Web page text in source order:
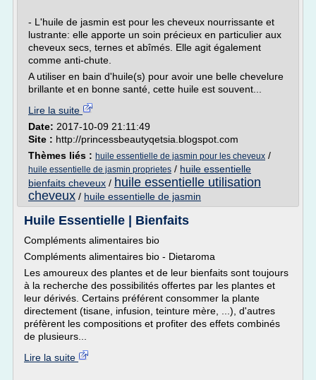
- L'huile de jasmin est pour les cheveux nourrissante et
lustrante: elle apporte un soin précieux en particulier aux
cheveux secs, ternes et abîmés. Elle agit également
comme anti-chute.
A utiliser en bain d'huile(s) pour avoir une belle chevelure
brillante et en bonne santé, cette huile est souvent...
Lire la suite
Date: 2017-10-09 21:11:49
Site : http://princessbeautyqetsia.blogspot.com
Thèmes liés : huile essentielle de jasmin pour les cheveux /
huile essentielle de jasmin proprietes / huile essentielle
bienfaits cheveux / huile essentielle utilisation
cheveux / huile essentielle de jasmin
Huile Essentielle | Bienfaits
Compléments alimentaires bio
Compléments alimentaires bio - Dietaroma
Les amoureux des plantes et de leur bienfaits sont toujours
à la recherche des possibilités offertes par les plantes et
leur dérivés. Certains préférent consommer la plante
directement (tisane, infusion, teinture mère, ...), d'autres
préfèrent les compositions et profiter des effets combinés
de plusieurs...
Lire la suite